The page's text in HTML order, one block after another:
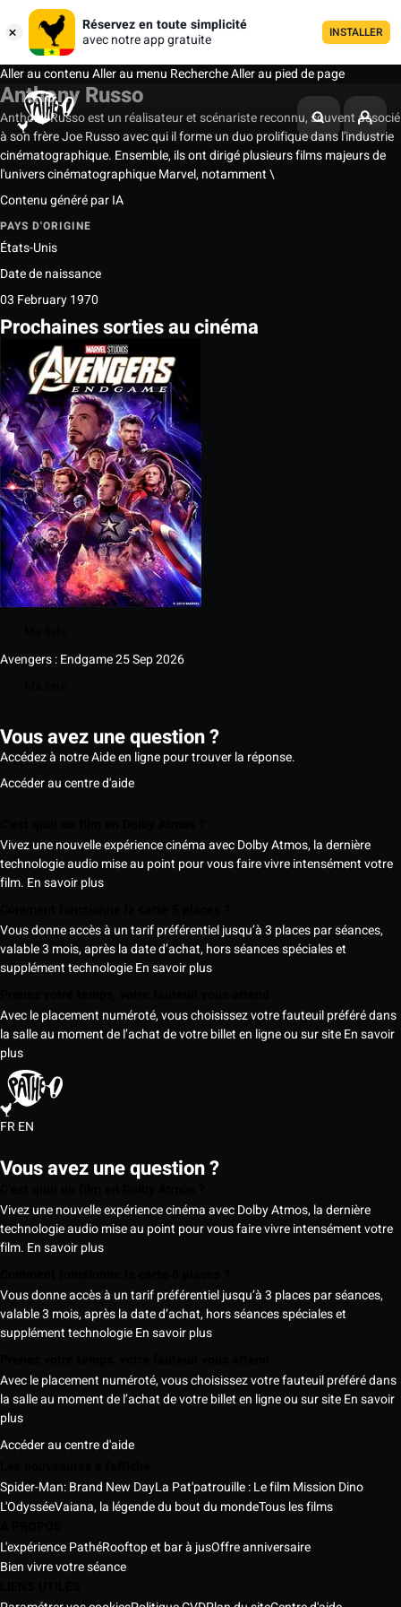
Réservez en toute simplicité
avec notre app gratuite
INSTALLER
Aller au contenuAller au menu RechercheAller au pied de page
Anthony Russo
Anthony Russo est un réalisateur et scénariste reconnu, souvent associé
à son frère Joe Russo avec qui il forme un duo prolifique dans l'industrie
cinématographique. Ensemble, ils ont dirigé plusieurs films majeurs de
l'univers cinématographique Marvel, notamment \
Contenu généré par IA
PAYS D'ORIGINE
États-Unis
Date de naissance
03 February 1970
Prochaines sorties au cinéma
Avengers : Endgame25 Sep 2026
Vous avez une question ?
Accédez à notre Aide en ligne pour trouver la réponse.
Accéder au centre d'aide
Vivez une nouvelle expérience cinéma avec Dolby Atmos, la dernière
technologie audio mise au point pour vous faire vivre intensément votre
film. En savoir plus
Vous donne accès à un tarif préférentiel jusqu’à 3 places par séances,
valable 3 mois, après la date d’achat, hors séances spéciales et
supplément technologieEn savoir plus
Avec le placement numéroté, vous choisissez votre fauteuil préféré dans
la salle au moment de l’achat de votre billet en ligne ou sur siteEn savoir
plus
FREN
Vous avez une question ?
Vivez une nouvelle expérience cinéma avec Dolby Atmos, la dernière
technologie audio mise au point pour vous faire vivre intensément votre
film. En savoir plus
Vous donne accès à un tarif préférentiel jusqu’à 3 places par séances,
valable 3 mois, après la date d’achat, hors séances spéciales et
supplément technologieEn savoir plus
Avec le placement numéroté, vous choisissez votre fauteuil préféré dans
la salle au moment de l’achat de votre billet en ligne ou sur siteEn savoir
plus
Accéder au centre d'aide
Spider-Man: Brand New DayLa Pat'patrouille : Le film Mission Dino
L'OdysséeVaiana, la légende du bout du mondeTous les films
L'expérience PathéRooftop et bar à jusOffre anniversaire
Bien vivre votre séance